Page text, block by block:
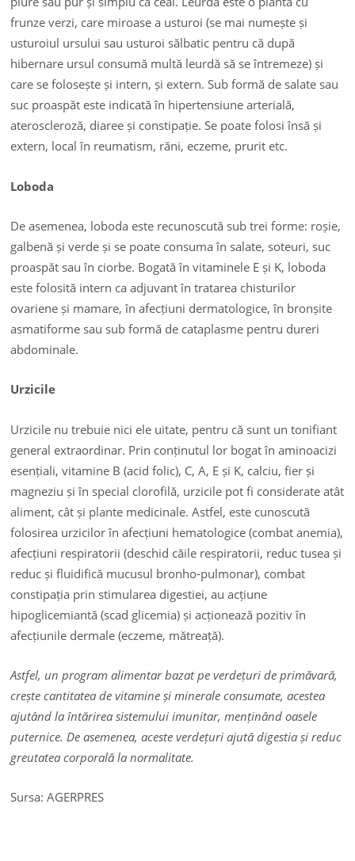
frunze verzi, care miroase a usturoi (se mai numește și
usturoiul ursului sau usturoi sălbatic pentru că după
hibernare ursul consumă multă leurdă să se întremeze) și
care se folosește și intern, și extern. Sub formă de salate sau
suc proaspăt este indicată în hipertensiune arterială,
ateroscleroză, diaree și constipație. Se poate folosi însă și
extern, local în reumatism, răni, eczeme, prurit etc.
Loboda
De asemenea, loboda este recunoscută sub trei forme: roșie,
galbenă și verde și se poate consuma în salate, soteuri, suc
proaspăt sau în ciorbe. Bogată în vitaminele E și K, loboda
este folosită intern ca adjuvant în tratarea chisturilor
ovariene și mamare, în afecțiuni dermatologice, în bronșite
asmatiforme sau sub formă de cataplasme pentru dureri
abdominale.
Urzicile
Urzicile nu trebuie nici ele uitate, pentru că sunt un tonifiant
general extraordinar. Prin conținutul lor bogat în aminoacizi
esențiali, vitamine B (acid folic), C, A, E și K, calciu, fier și
magneziu și în special clorofilă, urzicile pot fi considerate atât
aliment, cât și plante medicinale. Astfel, este cunoscută
folosirea urzicilor în afecțiuni hematologice (combat anemia),
afecțiuni respiratorii (deschid căile respiratorii, reduc tusea și
reduc și fluidifică mucusul bronho-pulmonar), combat
constipația prin stimularea digestiei, au acțiune
hipoglicemiantă (scad glicemia) și acționează pozitiv în
afecțiunile dermale (eczeme, mătreață).
Astfel, un program alimentar bazat pe verdețuri de primăvară,
crește cantitatea de vitamine și minerale consumate, acestea
ajutând la întărirea sistemului imunitar, menținând oasele
puternice. De asemenea, aceste verdețuri ajută digestia și reduc
greutatea corporală la normalitate.
Sursa: AGERPRES